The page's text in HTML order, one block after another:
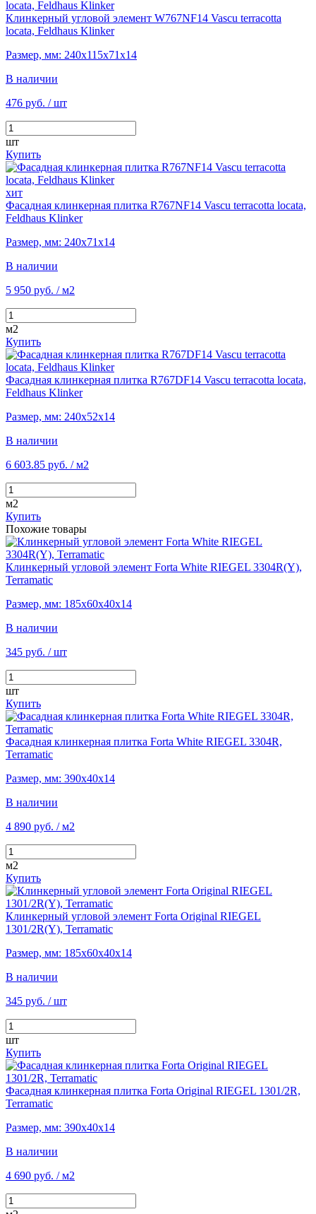
Клинкерный угловой элемент W767NF14 Vascu terracotta
locata, Feldhaus Klinker
Размер, мм: 240х115х71х14
В наличии
476 руб. / шт
шт
Купить
хит
Фасадная клинкерная плитка R767NF14 Vascu terracotta locata,
Feldhaus Klinker
Размер, мм: 240х71х14
В наличии
5 950 руб. / м2
м2
Купить
Фасадная клинкерная плитка R767DF14 Vascu terracotta locata,
Feldhaus Klinker
Размер, мм: 240х52х14
В наличии
6 603.85 руб. / м2
м2
Купить
Похожие товары
Клинкерный угловой элемент Forta White RIEGEL 3304R(Y),
Terramatic
Размер, мм: 185х60х40х14
В наличии
345 руб. / шт
шт
Купить
Фасадная клинкерная плитка Forta White RIEGEL 3304R,
Terramatic
Размер, мм: 390х40х14
В наличии
4 890 руб. / м2
м2
Купить
Клинкерный угловой элемент Forta Original RIEGEL
1301/2R(Y), Terramatic
Размер, мм: 185х60х40х14
В наличии
345 руб. / шт
шт
Купить
Фасадная клинкерная плитка Forta Original RIEGEL 1301/2R,
Terramatic
Размер, мм: 390х40х14
В наличии
4 690 руб. / м2